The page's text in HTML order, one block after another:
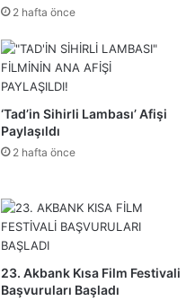
2 hafta önce
‘Tad’in Sihirli Lambası’ Afişi
Paylaşıldı
2 hafta önce
23. Akbank Kısa Film Festivali
Başvuruları Başladı